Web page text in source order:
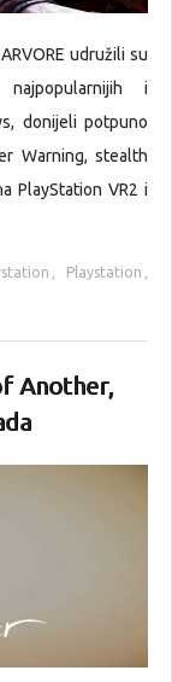
udružili su
i
donijeli potpuno
Warning, stealth
PlayStation VR2 i
, Playstation ,
Another,